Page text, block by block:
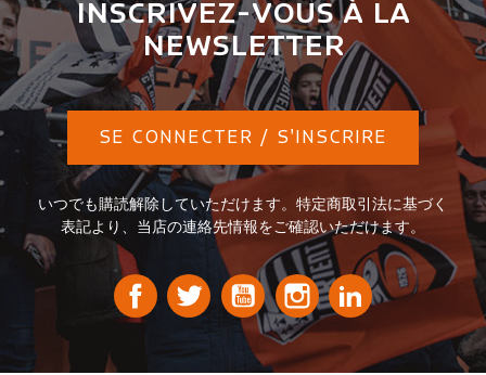
INSCRIVEZ-VOUS À LA
NEWSLETTER
SE CONNECTER / S'INSCRIRE
いつでも購読解除していただけます。特定商取引法に基づく
表記より、当店の連絡先情報をご確認いただけます。